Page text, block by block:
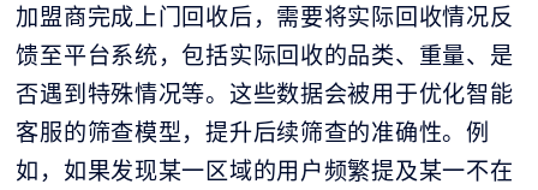
加盟商完成上门回收后，需要将实际回收情况反
馈至平台系统，包括实际回收的品类、重量、是
否遇到特殊情况等。这些数据会被用于优化智能
客服的筛查模型，提升后续筛查的准确性。例
如，如果发现某一区域的用户频繁提及某一不在